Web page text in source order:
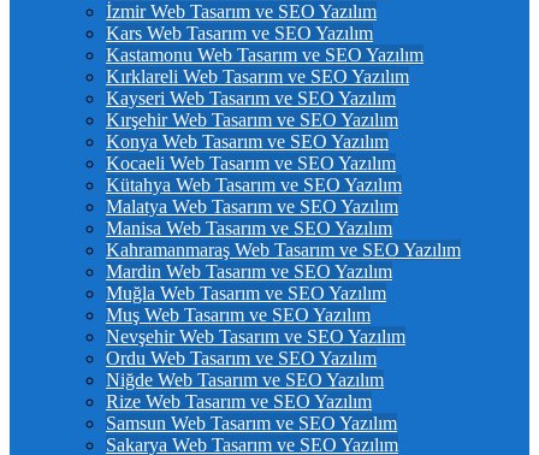
İzmir Web Tasarım ve SEO Yazılım
Kars Web Tasarım ve SEO Yazılım
Kastamonu Web Tasarım ve SEO Yazılım
Kırklareli Web Tasarım ve SEO Yazılım
Kayseri Web Tasarım ve SEO Yazılım
Kırşehir Web Tasarım ve SEO Yazılım
Konya Web Tasarım ve SEO Yazılım
Kocaeli Web Tasarım ve SEO Yazılım
Kütahya Web Tasarım ve SEO Yazılım
Malatya Web Tasarım ve SEO Yazılım
Manisa Web Tasarım ve SEO Yazılım
Kahramanmaraş Web Tasarım ve SEO Yazılım
Mardin Web Tasarım ve SEO Yazılım
Muğla Web Tasarım ve SEO Yazılım
Muş Web Tasarım ve SEO Yazılım
Nevşehir Web Tasarım ve SEO Yazılım
Ordu Web Tasarım ve SEO Yazılım
Niğde Web Tasarım ve SEO Yazılım
Rize Web Tasarım ve SEO Yazılım
Samsun Web Tasarım ve SEO Yazılım
Sakarya Web Tasarım ve SEO Yazılım